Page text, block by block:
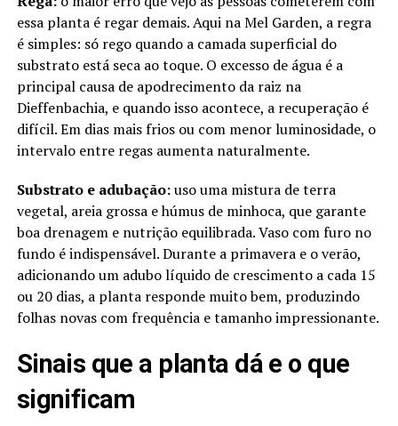
essa planta é regar demais. Aqui na Mel Garden, a regra
é simples: só rego quando a camada superficial do
substrato está seca ao toque. O excesso de água é a
principal causa de apodrecimento da raiz na
Dieffenbachia, e quando isso acontece, a recuperação é
difícil. Em dias mais frios ou com menor luminosidade, o
intervalo entre regas aumenta naturalmente.
Substrato e adubação:uso uma mistura de terra
vegetal, areia grossa e húmus de minhoca, que garante
boa drenagem e nutrição equilibrada. Vaso com furo no
fundo é indispensável. Durante a primavera e o verão,
adicionando um adubo líquido de crescimento a cada 15
ou 20 dias, a planta responde muito bem, produzindo
folhas novas com frequência e tamanho impressionante.
Sinais que a planta dá e o que
significam